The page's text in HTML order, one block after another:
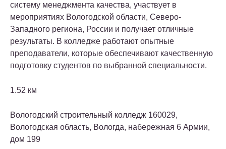
систему менеджмента качества, участвует в
мероприятиях Вологодской области, Северо-
Западного региона, России и получает отличные
результаты. В колледже работают опытные
преподаватели, которые обеспечивают качественную
подготовку студентов по выбранной специальности.
1.52 км
Вологодский строительный колледж 160029,
Вологодская область, Вологда, набережная 6 Армии,
дом 199